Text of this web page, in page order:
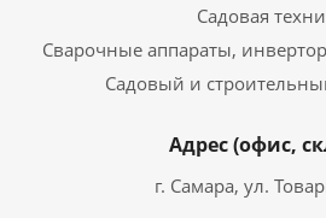
Садовая
Сварочные аппараты,
Садовый и
Адрес (офис,
г. Самара, ул.